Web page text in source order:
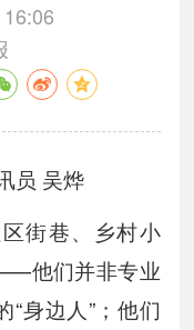
员 吴烨
街巷、乡村小
他们并非专业
“身边人”；他们